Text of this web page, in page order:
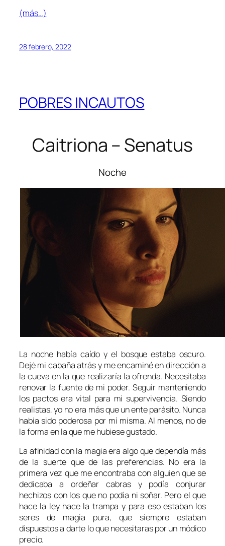
(más…)
28 febrero, 2022
POBRES INCAUTOS
Caitriona – Senatus
Noche
La noche había caído y el bosque estaba oscuro.
Dejé mi cabaña atrás y me encaminé en dirección a
la cueva en la que realizaría la ofrenda. Necesitaba
renovar la fuente de mi poder. Seguir manteniendo
los pactos era vital para mi supervivencia. Siendo
realistas, yo no era más que un ente parásito. Nunca
había sido poderosa por mí misma. Al menos, no de
la forma en la que me hubiese gustado.
La afinidad con la magia era algo que dependía más
de la suerte que de las preferencias. No era la
primera vez que me encontraba con alguien que se
dedicaba a ordeñar cabras y podía conjurar
hechizos con los que no podía ni soñar. Pero el que
hace la ley hace la trampa y para eso estaban los
seres de magia pura, que siempre estaban
dispuestos a darte lo que necesitaras por un módico
precio.